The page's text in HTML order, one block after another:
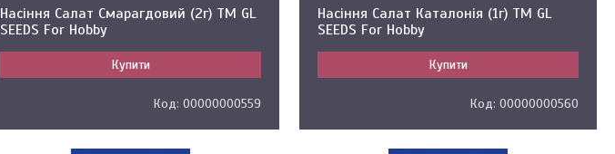
Насіння Салат Смарагдовий (2г) ТМ GL
SEEDS For Hobby
Купити
00000000559
Насіння Салат Каталонія (1г) ТМ GL
SEEDS For Hobby
Купити
00000000560